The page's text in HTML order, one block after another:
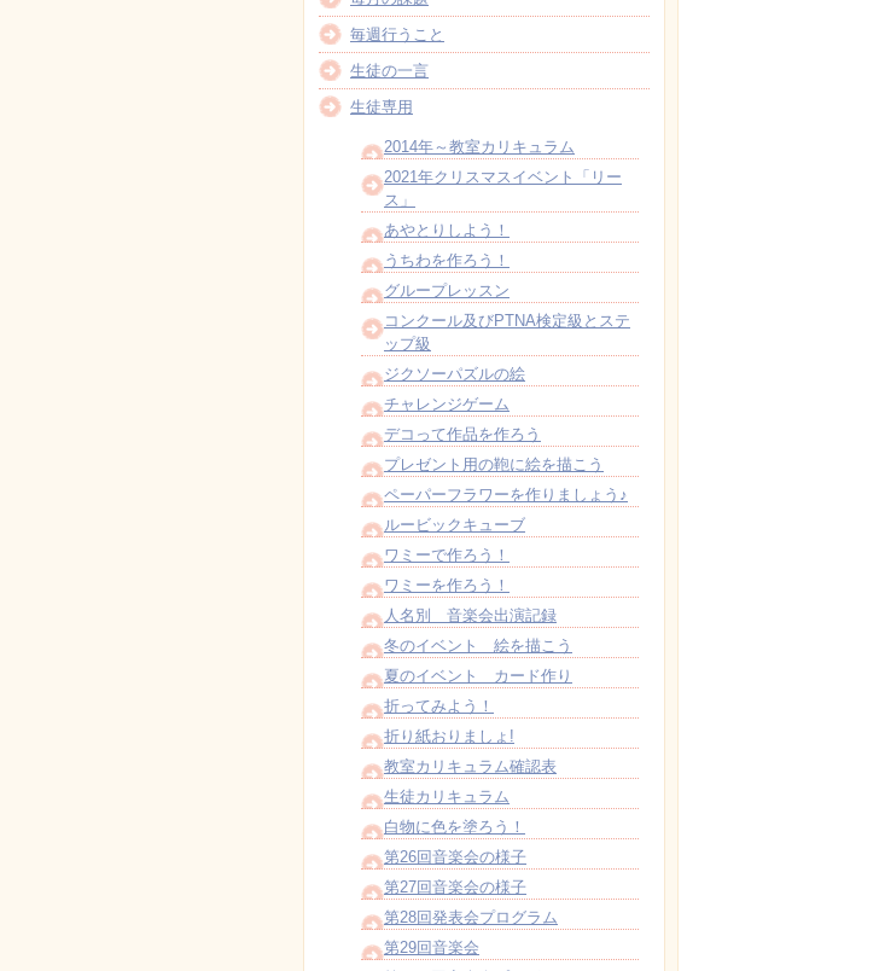
毎週行うこと
生徒の一言
生徒専用
2014年～教室カリキュラム
2021年クリスマスイベント「リー
ス」
あやとりしよう！
うちわを作ろう！
グループレッスン
コンクール及びPTNA検定級とステ
ップ級
ジクソーパズルの絵
チャレンジゲーム
デコって作品を作ろう
プレゼント用の鞄に絵を描こう
ペーパーフラワーを作りましょう♪
ルービックキューブ
ワミーで作ろう！
ワミーを作ろう！
人名別 音楽会出演記録
冬のイベント 絵を描こう
夏のイベント カード作り
折ってみよう！
折り紙おりましょ!
教室カリキュラム確認表
生徒カリキュラム
白物に色を塗ろう！
第26回音楽会の様子
第27回音楽会の様子
第28回発表会プログラム
第29回音楽会